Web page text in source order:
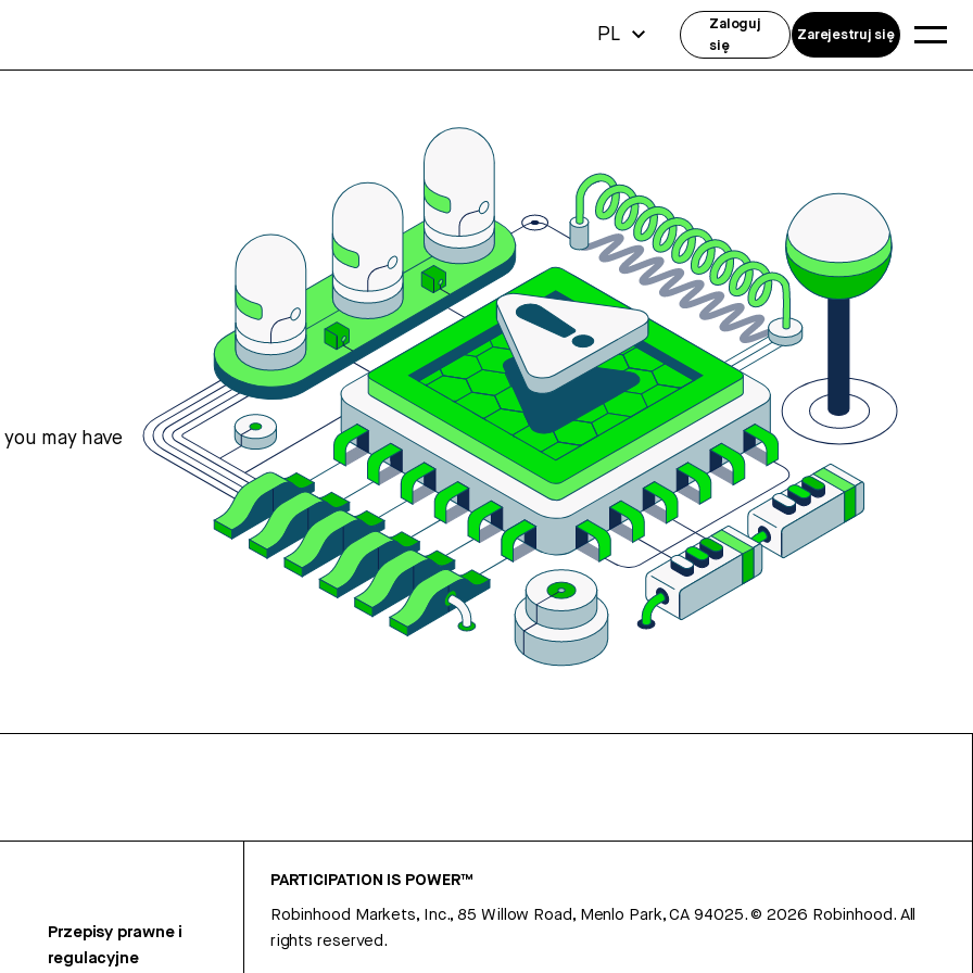
may have
Przepisy prawne i
regulacyjne
PARTICIPATION IS POWER™
Robinhood Markets, Inc., 85 Willow Road, Menlo Park, CA 94025.©2026 Robinhood. All
rights reserved.
PL
Zaloguj
się
Zarejestruj się